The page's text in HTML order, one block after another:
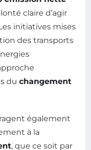
claire d’agir
initiatives mises
des transports
du changement
également
à la
, que ce soit par